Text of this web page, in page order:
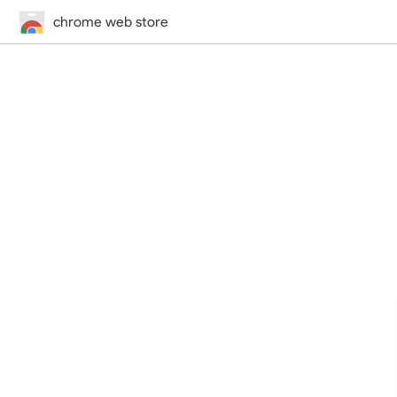
chrome web store